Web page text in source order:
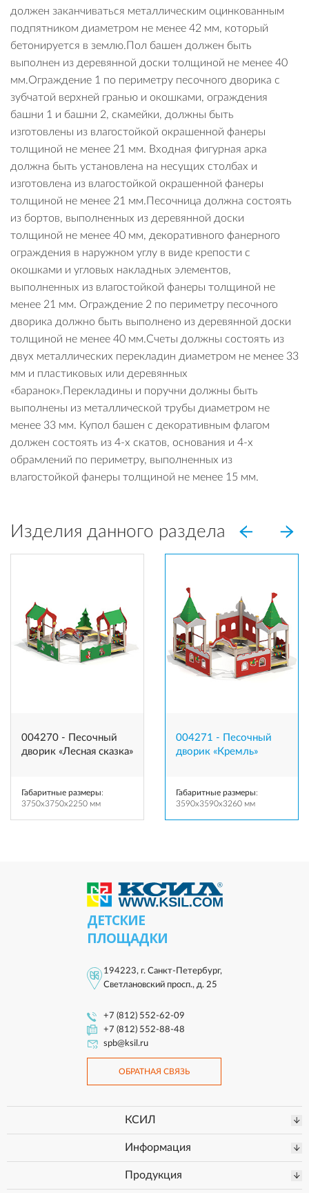
должен заканчиваться металлическим оцинкованным
подпятником диаметром не менее 42 мм, который
бетонируется в землю.Пол башен должен быть
выполнен из деревянной доски толщиной не менее 40
мм.Ограждение 1 по периметру песочного дворика с
зубчатой верхней гранью и окошками, ограждения
башни 1 и башни 2, скамейки, должны быть
изготовлены из влагостойкой окрашенной фанеры
толщиной не менее 21 мм. Входная фигурная арка
должна быть установлена на несущих столбах и
изготовлена из влагостойкой окрашенной фанеры
толщиной не менее 21 мм.Песочница должна состоять
из бортов, выполненных из деревянной доски
толщиной не менее 40 мм, декоративного фанерного
ограждения в наружном углу в виде крепости с
окошками и угловых накладных элементов,
выполненных из влагостойкой фанеры толщиной не
менее 21 мм. Ограждение 2 по периметру песочного
дворика должно быть выполнено из деревянной доски
толщиной не менее 40 мм.Счеты должны состоять из
двух металлических перекладин диаметром не менее 33
мм и пластиковых или деревянных
«баранок».Перекладины и поручни должны быть
выполнены из металлической трубы диаметром не
менее 33 мм. Купол башен с декоративным флагом
должен состоять из 4-х скатов, основания и 4-х
обрамлений по периметру, выполненных из
влагостойкой фанеры толщиной не менее 15 мм.
Изделия данного раздела
004270 - Песочный
дворик «Лесная сказка»
Габаритные размеры:
3750x3750x2250 мм
004271 - Песочный
дворик «Кремль»
Габаритные размеры:
3590x3590x3260 мм
ДЕТСКИЕ
ПЛОЩАДКИ
194223, г. Санкт-Петербург,
Светлановский просп., д. 25
+7 (812) 552-62-09
+7 (812) 552-88-48
spb@ksil.ru
ОБРАТНАЯ СВЯЗЬ
КСИЛ
Информация
Продукция